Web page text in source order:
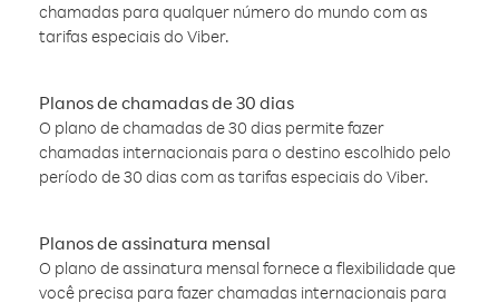
chamadas para qualquer número do mundo com as
tarifas especiais do Viber.
Planos de chamadas de 30 dias
O plano de chamadas de 30 dias permite fazer
chamadas internacionais para o destino escolhido pelo
período de 30 dias com as tarifas especiais do Viber.
Planos de assinatura mensal
O plano de assinatura mensal fornece a flexibilidade que
você precisa para fazer chamadas internacionais para